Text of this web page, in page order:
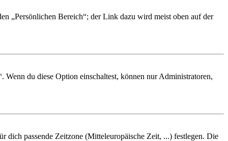
„Persönlichen Bereich“; der Link dazu wird meist oben auf der
du diese Option einschaltest, können nur Administratoren,
dich passende Zeitzone (Mitteleuropäische Zeit, ...) festlegen. Die